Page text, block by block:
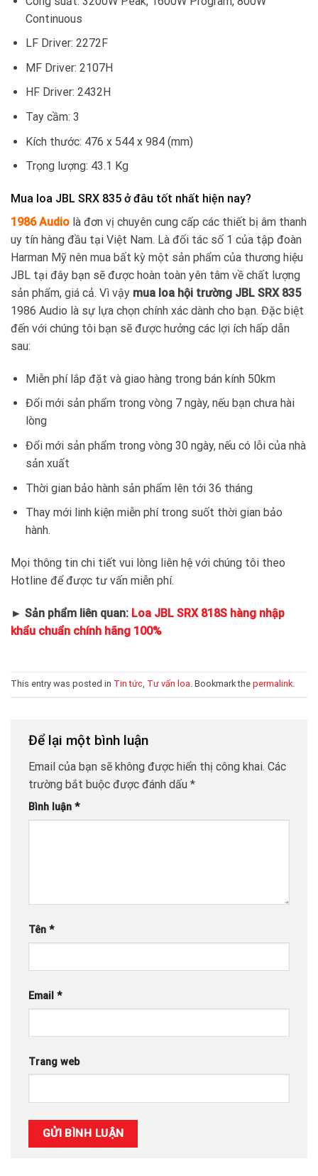
Continuous
LF Driver: 2272F
MF Driver: 2107H
HF Driver: 2432H
Tay cầm: 3
Kích thước: 476 x 544 x 984 (mm)
Trọng lượng: 43.1 Kg
Mua loa JBL SRX 835 ở đâu tốt nhất hiện nay?
1986 Audio là đơn vị chuyên cung cấp các thiết bị âm thanh
uy tín hàng đầu tại Việt Nam. Là đối tác số 1 của tập đoàn
Harman Mỹ nên mua bất kỳ một sản phẩm của thương hiệu
JBL tại đây bạn sẽ được hoàn toàn yên tâm về chất lượng
sản phẩm, giá cả. Vì vậy mua loa hội trường JBL SRX 835
1986 Audio là sự lựa chọn chính xác dành cho bạn. Đặc biệt
đến với chúng tôi bạn sẽ được hưởng các lợi ích hấp dẫn
sau:
Miễn phí lắp đặt và giao hàng trong bán kính 50km
Đổi mới sản phẩm trong vòng 7 ngày, nếu bạn chưa hài
lòng
Đổi mới sản phẩm trong vòng 30 ngày, nếu có lỗi của nhà
sản xuất
Thời gian bảo hành sản phẩm lên tới 36 tháng
Thay mới linh kiện miễn phí trong suốt thời gian bảo
hành.
Mọi thông tin chi tiết vui lòng liên hệ với chúng tôi theo
Hotline để được tư vấn miễn phí.
► Sản phẩm liên quan: Loa JBL SRX 818S hàng nhập
khẩu chuẩn chính hãng 100%
This entry was posted in Tin tức Tư vấn loa . Bookmark the permalink
Để lại một bình luận
Email của bạn sẽ không được hiển thị công khai. Các
trường bắt buộc được đánh dấu *
Bình luận *
Tên *
Email *
Trang web